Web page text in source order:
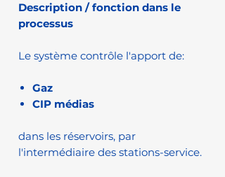
Description / fonction dans le
processus
Le système contrôle l'apport de:
Gaz
CIP médias
dans les réservoirs, par
l'intermédiaire des stations-service.